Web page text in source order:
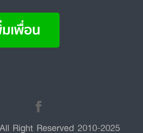
Right Reserved 2010-2025